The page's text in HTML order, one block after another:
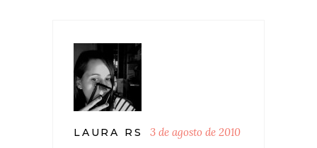
LAURA RS 3 de agosto de 2010